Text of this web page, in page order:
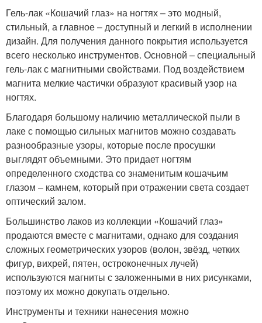
Гель-лак «Кошачий глаз» на ногтях – это модный,
стильный, а главное – доступный и легкий в исполнении
дизайн. Для получения данного покрытия используется
всего несколько инструментов. Основной – специальный
гель-лак с магнитными свойствами. Под воздействием
магнита мелкие частички образуют красивый узор на
ногтях.
Благодаря большому наличию металлической пыли в
лаке с помощью сильных магнитов можно создавать
разнообразные узоры, которые после просушки
выглядят объемными. Это придает ногтям
определенного сходства со знаменитым кошачьим
глазом – камнем, который при отражении света создает
оптический залом.
Большинство лаков из коллекции «Кошачий глаз»
продаются вместе с магнитами, однако для создания
сложных геометрических узоров (волон, звёзд, четких
фигур, вихрей, пятен, остроконечных лучей)
используются магниты с заложенными в них рисунками,
поэтому их можно докупать отдельно.
Инструменты и техники нанесения можно